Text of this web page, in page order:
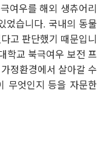
여우를 해외 생츄어리
었습니다. 국내의 동물
고 판단했기 때문입니
학교 북극여우 보전 프
정환경에서 살아갈 수
무엇인지 등을 자문한